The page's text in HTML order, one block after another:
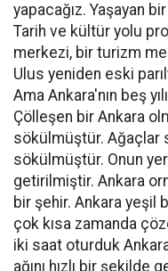
yapacağız. Yaşayan
Tarih ve kültür yolu
merkezi, bir turizm
Ulus yeniden eski
Ama Ankara'nın beş
Çölleşen bir Ankara
sökülmüştür. Ağaçlar
sökülmüştür. Onun
getirilmiştir. Ankara
bir şehir. Ankara yeşil
çok kısa zamanda
iki saat oturduk
ağını hızlı bir şekilde